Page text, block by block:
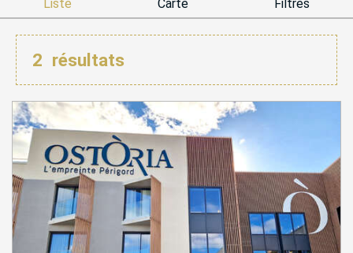
Liste Carte Filtres
2 résultats